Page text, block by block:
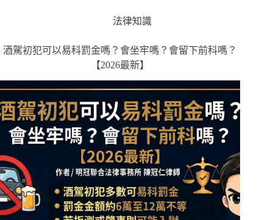
法律知識
酒駕初犯可以易科罰金嗎？會坐牢嗎？會留下前科嗎？
【2026最新】